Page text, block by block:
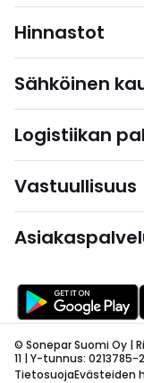
Hinnastot
Sähköinen
Logistiikan
Vastuullisuus
© Sonepar Suomi Oy |
11 | Y-tunnus: 0213785-2
TietosuojaEvästeiden